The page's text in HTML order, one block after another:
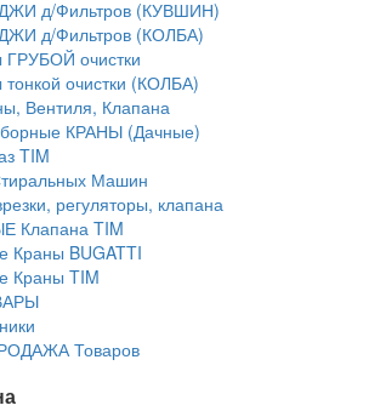
д/Фильтров (КУВШИН)
д/Фильтров (КОЛБА)
ГРУБОЙ очистки
очистки (КОЛБА)
Вентиля, Клапана
КРАНЫ (Дачные)
TIM
Машин
регуляторы, клапана
Клапана TIM
Краны BUGATTI
Краны TIM
Товаров